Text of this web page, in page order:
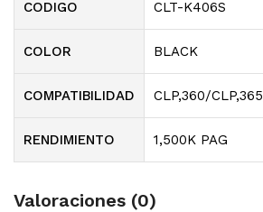
CODIGO CLT-K406S
COLOR BLACK
COMPATIBILIDAD CLP,360/
RENDIMIENTO 1,500K PAG
Valoraciones (0)